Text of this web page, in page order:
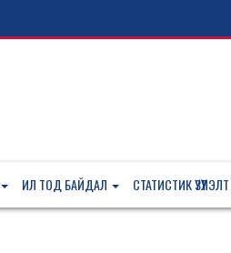
ИЛ ТОД БАЙДАЛ СТАТИСТИК ҮЗҮҮЛЭЛТ